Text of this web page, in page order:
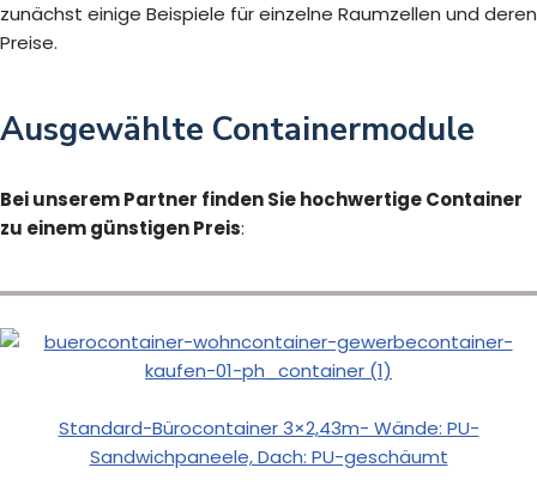
zunächst einige Beispiele für einzelne Raumzellen und deren
Preise.
Ausgewählte Containermodule
Bei unserem Partner finden Sie hochwertige Container
zu einem günstigen Preis:
Standard-Bürocontainer 3×2,43m- Wände: PU-
Sandwichpaneele, Dach: PU-geschäumt